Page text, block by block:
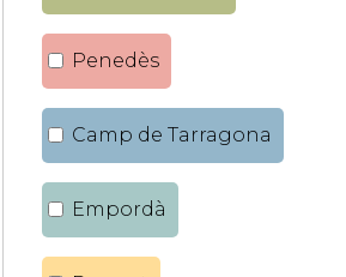
Penedès
Camp de Tarragona
Empordà